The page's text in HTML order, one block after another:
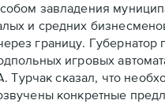
завладения
и средних
границу.
игровых
сказал, что
конкретные